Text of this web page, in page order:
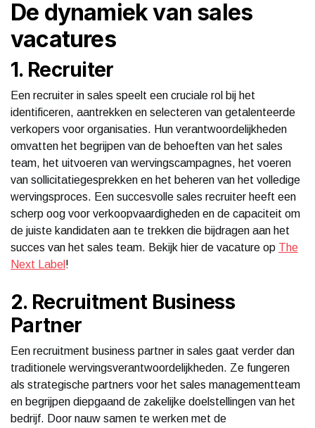
De dynamiek van sales
vacatures
1. Recruiter
Een recruiter in sales speelt een cruciale rol bij het
identificeren, aantrekken en selecteren van getalenteerde
verkopers voor organisaties. Hun verantwoordelijkheden
omvatten het begrijpen van de behoeften van het sales
team, het uitvoeren van wervingscampagnes, het voeren
van sollicitatiegesprekken en het beheren van het volledige
wervingsproces. Een succesvolle sales recruiter heeft een
scherp oog voor verkoopvaardigheden en de capaciteit om
de juiste kandidaten aan te trekken die bijdragen aan het
succes van het sales team. Bekijk hier de vacature op The
Next Label !
2. Recruitment Business
Partner
Een recruitment business partner in sales gaat verder dan
traditionele wervingsverantwoordelijkheden. Ze fungeren
als strategische partners voor het sales managementteam
en begrijpen diepgaand de zakelijke doelstellingen van het
bedrijf. Door nauw samen te werken met de